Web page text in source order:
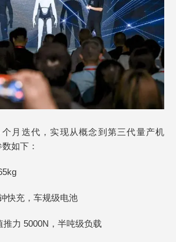
个月迭代，实现从概念到第三代量产机
如下：
快充，车规级电池
推力 5000N，半吨级负载